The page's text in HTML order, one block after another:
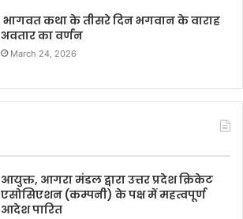
भागवत कथा के तीसरे दिन भगवान के वाराह
अवतार का वर्णन
March 24, 2026
आयुक्त, आगरा मंडल द्वारा उत्तर प्रदेश क्रिकेट
एसोसिएशन (कम्पनी) के पक्ष में महत्वपूर्ण
आदेश पारित